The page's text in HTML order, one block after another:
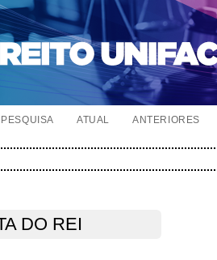
PESQUISA ATUAL ANTERIORES
DO REI